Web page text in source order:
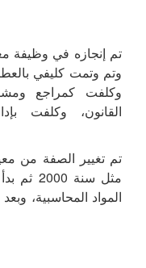
وتم وتمت كليفي
وكلفت كمراجع
القانون، وكلفت
تم تغيير الصفة من
مثل
المواد المحاسبية،